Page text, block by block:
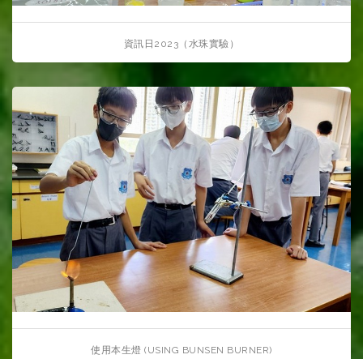
資訊日2023（水珠實驗）
使用本生燈 (USING BUNSEN BURNER)